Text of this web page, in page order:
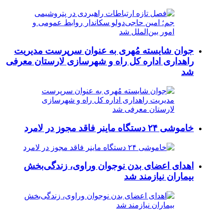
جوان شایسته مُهری به عنوان سرپرست مدیریت
راهداری اداره کل راه و شهرسازی لارستان معرفی
شد
خاموشی ۲۴ دستگاه ماینر فاقد مجوز در لامرد
اهدای اعضای بدن نوجوان وراوی، زندگی‌بخش
بیماران نیازمند شد